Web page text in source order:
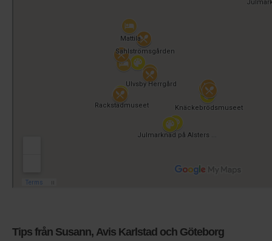
Tips från Susann, Avis Karlstad och Göteborg